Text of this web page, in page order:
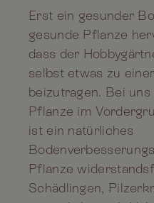
Erst ein gesunder
gesunde Pflanze
dass der
selbst etwas zu
beizutragen. Bei
Pflanze im
ist ein natürliches
Pflanze
Schädlingen,